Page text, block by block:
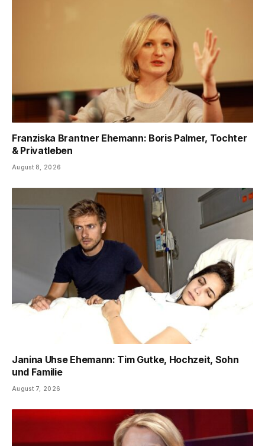
Franziska Brantner Ehemann: Boris Palmer, Tochter
& Privatleben
August 8, 2026
Janina Uhse Ehemann: Tim Gutke, Hochzeit, Sohn
und Familie
August 7, 2026